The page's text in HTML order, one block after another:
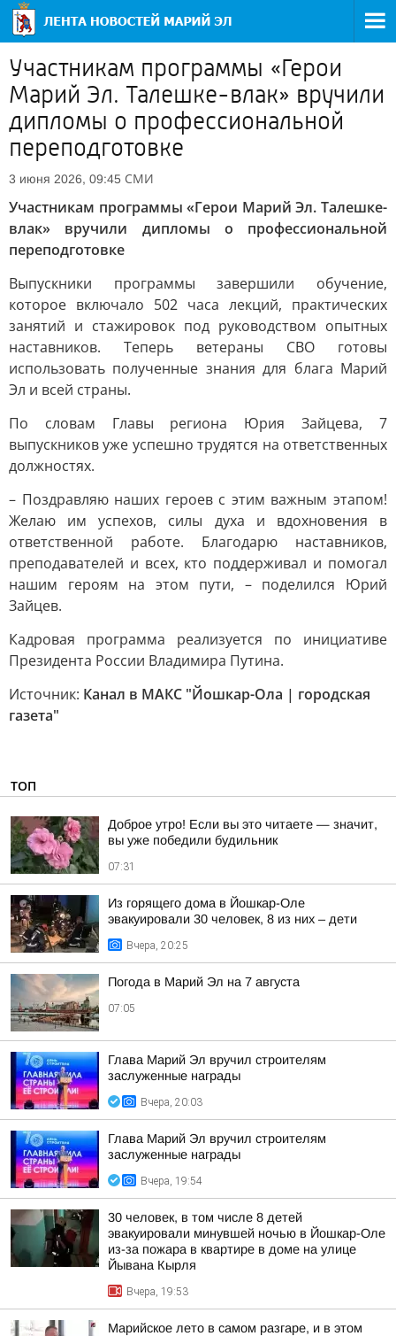
Участникам программы «Герои
Марий Эл. Талешке-влак» вручили
дипломы о профессиональной
переподготовке
3 июня 2026, 09:45 СМИ
Участникам программы «Герои Марий Эл. Талешке-
влак» вручили дипломы о профессиональной
переподготовке
Выпускники программы завершили обучение,
которое включало 502 часа лекций, практических
занятий и стажировок под руководством опытных
наставников. Теперь ветераны СВО готовы
использовать полученные знания для блага Марий
Эл и всей страны.
По словам Главы региона Юрия Зайцева, 7
выпускников уже успешно трудятся на ответственных
должностях.
– Поздравляю наших героев с этим важным этапом!
Желаю им успехов, силы духа и вдохновения в
ответственной работе. Благодарю наставников,
преподавателей и всех, кто поддерживал и помогал
нашим героям на этом пути, – поделился Юрий
Зайцев.
Кадровая программа реализуется по инициативе
Президента России Владимира Путина.
Источник: Канал в МАКС "Йошкар-Ола | городская
газета"
ТОП
Доброе утро! Если вы это читаете — значит,
вы уже победили будильник
07:31
Из горящего дома в Йошкар-Оле
эвакуировали 30 человек, 8 из них – дети
Вчера, 20:25
Погода в Марий Эл на 7 августа
07:05
Глава Марий Эл вручил строителям
заслуженные награды
Вчера, 20:03
Глава Марий Эл вручил строителям
заслуженные награды
Вчера, 19:54
30 человек, в том числе 8 детей
эвакуировали минувшей ночью в Йошкар-Оле
из-за пожара в квартире в доме на улице
Йывана Кырля
Вчера, 19:53
Марийское лето в самом разгаре, и в этом